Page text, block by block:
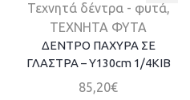
Τεχνητά δέντρα - φυτά,
ΤΕΧΝΗΤΑ ΦΥΤΑ
ΔΕΝΤΡΟ ΠΑΧΥΡΑ ΣΕ
ΓΛΑΣΤΡΑ – Y130cm 1/4KIB
85,20€